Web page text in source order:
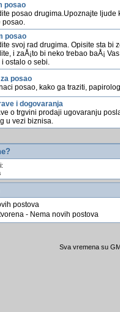
posao
posao drugima.Upoznajte ljude
posao.
posao
svoj rad drugima. Opisite sta bi
i zaÅ¡to bi neko trebao baÅ¡
ostalo o sebi.
posao
posao, kako ga traziti,
i dogovaranja
o trgvini prodaji ugovaranju
u vezi biznisa.
postova
- Nema novih postova
Sva vremena su